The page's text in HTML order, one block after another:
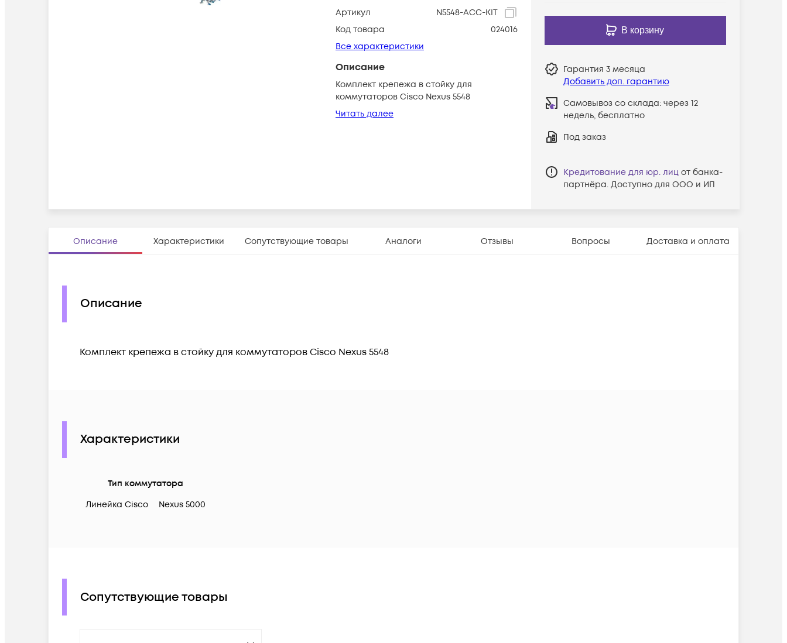
Артикул
N5548-ACC-KIT
Код товара
024016
Все характеристики
Описание
Комплект крепежа в стойку для
коммутаторов Cisco Nexus 5548
Читать далее
В корзину
Гарантия 3 месяца
Добавить доп. гарантию
Самовывоз со склада: через 12
недель, бесплатно
Под заказ
Кредитование для юр. лиц от банка-
партнёра. Доступно для ООО и ИП
Описание Характеристики Сопутствующие товары Аналоги Отзывы Вопросы Доставка и оплата
Описание
Комплект крепежа в стойку для коммутаторов Cisco Nexus 5548
Характеристики
Тип коммутатора
Линейка Cisco
Nexus 5000
Сопутствующие товары